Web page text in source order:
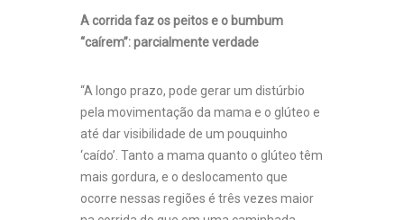
A corrida faz os peitos e o bumbum
“caírem”: parcialmente verdade
“A longo prazo, pode gerar um distúrbio
pela movimentação da mama e o glúteo e
até dar visibilidade de um pouquinho
‘caído’. Tanto a mama quanto o glúteo têm
mais gordura, e o deslocamento que
ocorre nessas regiões é três vezes maior